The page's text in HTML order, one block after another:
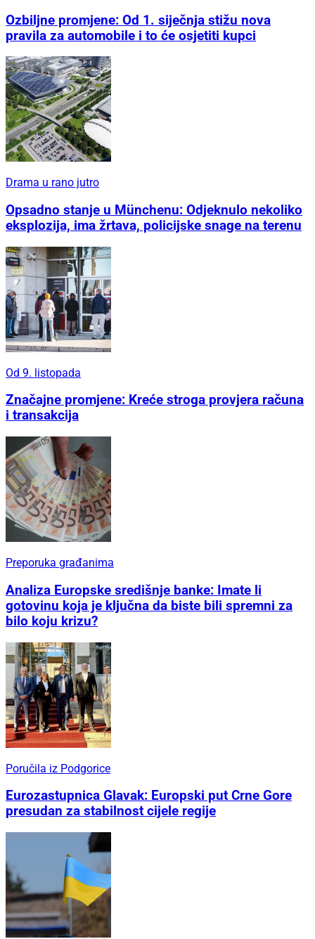
Ozbiljne promjene: Od 1. siječnja stižu nova
pravila za automobile i to će osjetiti kupci
Drama u rano jutro
Opsadno stanje u Münchenu: Odjeknulo nekoliko
eksplozija, ima žrtava, policijske snage na terenu
Od 9. listopada
Značajne promjene: Kreće stroga provjera računa
i transakcija
Preporuka građanima
Analiza Europske središnje banke: Imate li
gotovinu koja je ključna da biste bili spremni za
bilo koju krizu?
Poručila iz Podgorice
Eurozastupnica Glavak: Europski put Crne Gore
presudan za stabilnost cijele regije